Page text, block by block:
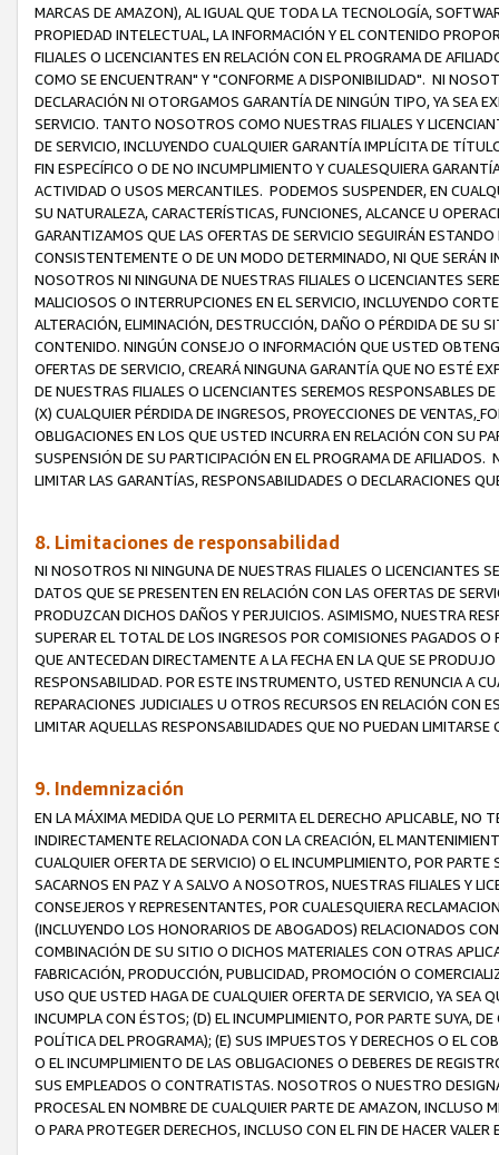
MARCAS DE AMAZON), AL IGUAL QUE TODA LA TECNOLOGÍA,
PROPIEDAD INTELECTUAL, LA INFORMACIÓN Y EL CONTENIDO
FILIALES O LICENCIANTES EN RELACIÓN CON EL PROGRAMA DE
COMO SE ENCUENTRAN" Y "CONFORME A DISPONIBILIDAD". NI
DECLARACIÓN NI OTORGAMOS GARANTÍA DE NINGÚN TIPO, YA SEA
SERVICIO. TANTO NOSOTROS COMO NUESTRAS FILIALES Y
DE SERVICIO, INCLUYENDO CUALQUIER GARANTÍA IMPLÍCITA DE
FIN ESPECÍFICO O DE NO INCUMPLIMIENTO Y CUALESQUIERA
ACTIVIDAD O USOS MERCANTILES. PODEMOS SUSPENDER, EN
SU NATURALEZA, CARACTERÍSTICAS, FUNCIONES, ALCANCE U
GARANTIZAMOS QUE LAS OFERTAS DE SERVICIO SEGUIRÁN
CONSISTENTEMENTE O DE UN MODO DETERMINADO, NI QUE SERÁN
NOSOTROS NI NINGUNA DE NUESTRAS FILIALES O LICENCIANTES
MALICIOSOS O INTERRUPCIONES EN EL SERVICIO, INCLUYENDO
ALTERACIÓN, ELIMINACIÓN, DESTRUCCIÓN, DAÑO O PÉRDIDA DE SU
CONTENIDO. NINGÚN CONSEJO O INFORMACIÓN QUE USTED
OFERTAS DE SERVICIO, CREARÁ NINGUNA GARANTÍA QUE NO ESTÉ
DE NUESTRAS FILIALES O LICENCIANTES SEREMOS RESPONSABLES
(X) CUALQUIER PÉRDIDA DE INGRESOS, PROYECCIONES DE VENTAS,
OBLIGACIONES EN LOS QUE USTED INCURRA EN RELACIÓN CON SU
SUSPENSIÓN DE SU PARTICIPACIÓN EN EL PROGRAMA DE
LIMITAR LAS GARANTÍAS, RESPONSABILIDADES O DECLARACIONES
8. Limitaciones de responsabilidad
NI NOSOTROS NI NINGUNA DE NUESTRAS FILIALES O LICENCIANTES
DATOS QUE SE PRESENTEN EN RELACIÓN CON LAS OFERTAS DE
PRODUZCAN DICHOS DAÑOS Y PERJUICIOS. ASIMISMO, NUESTRA
SUPERAR EL TOTAL DE LOS INGRESOS POR COMISIONES PAGADOS
QUE ANTECEDAN DIRECTAMENTE A LA FECHA EN LA QUE SE
RESPONSABILIDAD. POR ESTE INSTRUMENTO, USTED RENUNCIA A
REPARACIONES JUDICIALES U OTROS RECURSOS EN RELACIÓN CON
LIMITAR AQUELLAS RESPONSABILIDADES QUE NO PUEDAN LIMITARSE
9. Indemnización
EN LA MÁXIMA MEDIDA QUE LO PERMITA EL DERECHO APLICABLE,
INDIRECTAMENTE RELACIONADA CON LA CREACIÓN, EL
CUALQUIER OFERTA DE SERVICIO) O EL INCUMPLIMIENTO, POR
SACARNOS EN PAZ Y A SALVO A NOSOTROS, NUESTRAS FILIALES Y
CONSEJEROS Y REPRESENTANTES, POR CUALESQUIERA
(INCLUYENDO LOS HONORARIOS DE ABOGADOS) RELACIONADOS
COMBINACIÓN DE SU SITIO O DICHOS MATERIALES CON OTRAS
FABRICACIÓN, PRODUCCIÓN, PUBLICIDAD, PROMOCIÓN O
USO QUE USTED HAGA DE CUALQUIER OFERTA DE SERVICIO, YA SEA
INCUMPLA CON ÉSTOS; (D) EL INCUMPLIMIENTO, POR PARTE SUYA,
POLÍTICA DEL PROGRAMA); (E) SUS IMPUESTOS Y DERECHOS O EL
O EL INCUMPLIMIENTO DE LAS OBLIGACIONES O DEBERES DE
SUS EMPLEADOS O CONTRATISTAS. NOSOTROS O NUESTRO
PROCESAL EN NOMBRE DE CUALQUIER PARTE DE AMAZON, INCLUSO
O PARA PROTEGER DERECHOS, INCLUSO CON EL FIN DE HACER VALER